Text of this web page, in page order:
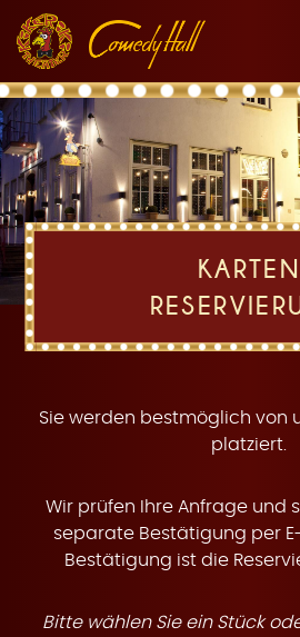
Hauptnavigation
Inhalt
Fußnavigation
K
a
r
KARTEN
Sie werden bestmöglich von
platziert.
Wir prüfen Ihre Anfrage und
separate Bestätigung per
Bestätigung ist die
Bitte wählen Sie ein Stück